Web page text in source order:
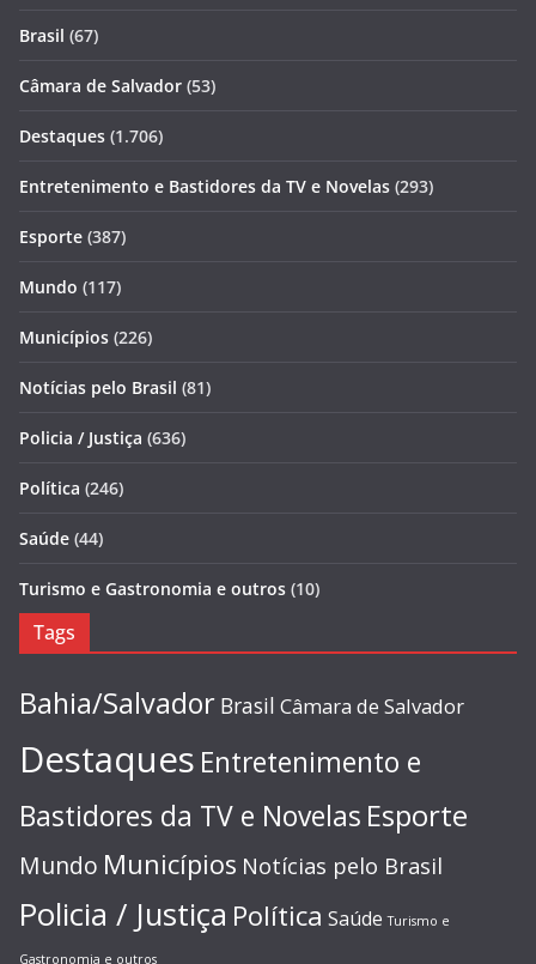
Brasil (67)
Câmara de Salvador (53)
Destaques (1.706)
Entretenimento e Bastidores da TV e Novelas (293)
Esporte (387)
Mundo (117)
Municípios (226)
Notícias pelo Brasil (81)
Policia / Justiça (636)
Política (246)
Saúde (44)
Turismo e Gastronomia e outros (10)
Tags
Bahia/Salvador Brasil Câmara de Salvador
Destaques Entretenimento e
Bastidores da TV e Novelas Esporte
Mundo Municípios Notícias pelo Brasil
Policia / Justiça Política Saúde Turismo e
Gastronomia e outros